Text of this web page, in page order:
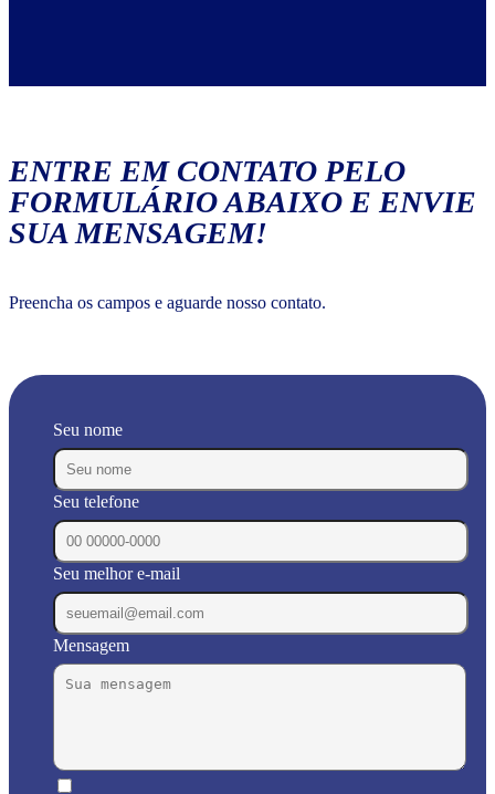
ENTRE EM CONTATO PELO
FORMULÁRIO ABAIXO E ENVIE
SUA MENSAGEM!
Preencha os campos e aguarde nosso contato.
Seu nome
Seu telefone
Seu melhor e-mail
Mensagem